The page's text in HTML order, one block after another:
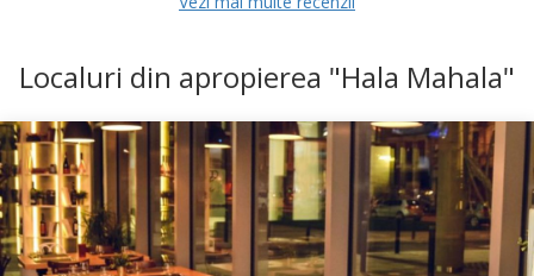
Localuri din apropierea "Hala Mahala"